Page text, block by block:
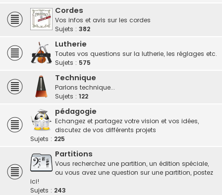
Cordes
Vos infos et avis sur les cordes
Sujets : 382
Lutherie
Toutes vos questions sur la lutherie, les réglages etc.
Sujets : 575
Technique
Parlons technique...
Sujets : 122
pédagogie
Echangez et partagez votre vision et vos idées,
discutez de vos différents projets
Sujets : 225
Partitions
Vous recherchez une partition, un édition spéciale,
ou vous avez une question sur une partition, postez
ici!
Sujets : 243